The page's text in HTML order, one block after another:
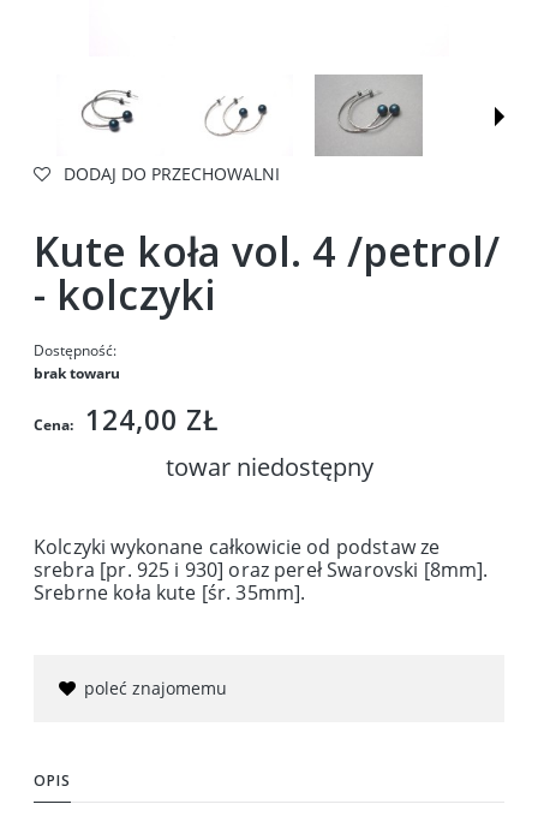
DODAJ DO PRZECHOWALNI
Kute koła vol. 4 /petrol/
- kolczyki
Dostępność:
brak towaru
Cena: 124,00 ZŁ
towar niedostępny
Kolczyki wykonane całkowicie od podstaw ze
srebra [pr. 925 i 930] oraz pereł Swarovski [8mm].
Srebrne koła kute [śr. 35mm].
poleć znajomemu
OPIS